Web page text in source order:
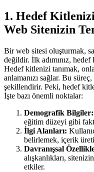
1. Hedef
Web Sitenizin
Bir web sitesi oluşturmak,
değildir. İlk adımınız,
Hedef kitlenizi tanımak,
anlamanızı sağlar. Bu
şekillendirir. Peki, hedef
İşte bazı önemli noktalar:
Demografik Bilgiler:
eğitim düzeyi gibi
İlgi Alanları:
belirlemek, içerik
Davranışsal
alışkanlıkları,
etkiler.